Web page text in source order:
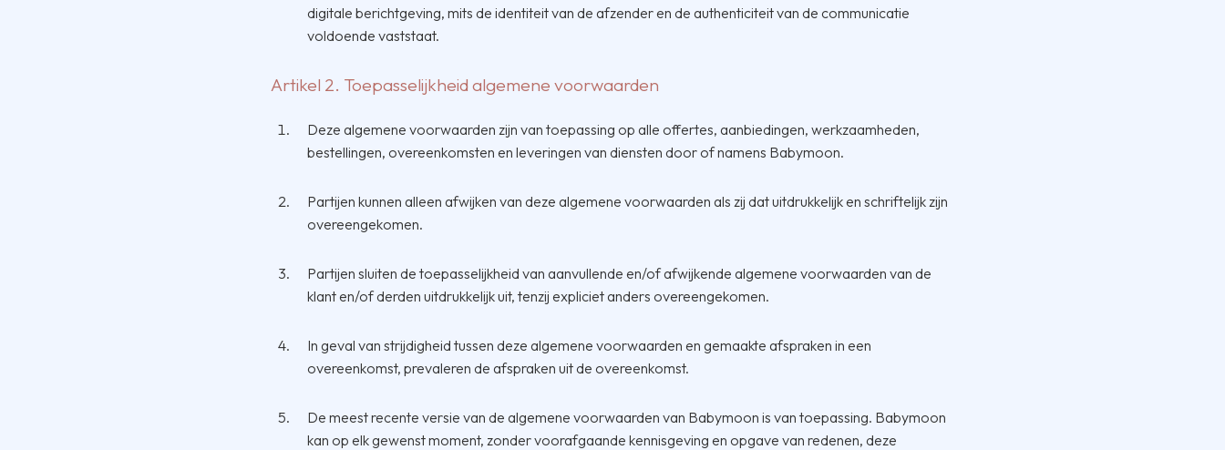
digitale berichtgeving, mits de identiteit van de afzender en de authenticiteit van de communicatie
voldoende vaststaat.
Artikel 2. Toepasselijkheid algemene voorwaarden
Deze algemene voorwaarden zijn van toepassing op alle offertes, aanbiedingen, werkzaamheden,
bestellingen, overeenkomsten en leveringen van diensten door of namens Babymoon.
Partijen kunnen alleen afwijken van deze algemene voorwaarden als zij dat uitdrukkelijk en schriftelijk zijn
overeengekomen.
Partijen sluiten de toepasselijkheid van aanvullende en/of afwijkende algemene voorwaarden van de
klant en/of derden uitdrukkelijk uit, tenzij expliciet anders overeengekomen.
In geval van strijdigheid tussen deze algemene voorwaarden en gemaakte afspraken in een
overeenkomst, prevaleren de afspraken uit de overeenkomst.
De meest recente versie van de algemene voorwaarden van Babymoon is van toepassing. Babymoon
kan op elk gewenst moment, zonder voorafgaande kennisgeving en opgave van redenen, deze